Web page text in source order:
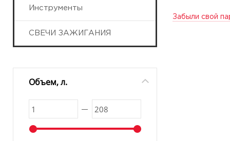
Инструменты
СВЕЧИ ЗАЖИГАНИЯ
Объем, л.
Забыли свой